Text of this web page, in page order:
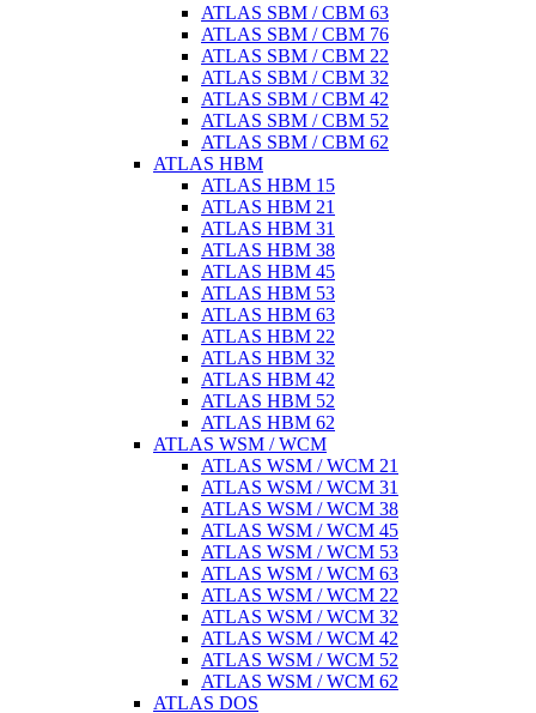
ATLAS SBM / CBM 63
ATLAS SBM / CBM 76
ATLAS SBM / CBM 22
ATLAS SBM / CBM 32
ATLAS SBM / CBM 42
ATLAS SBM / CBM 52
ATLAS SBM / CBM 62
ATLAS HBM
ATLAS HBM 15
ATLAS HBM 21
ATLAS HBM 31
ATLAS HBM 38
ATLAS HBM 45
ATLAS HBM 53
ATLAS HBM 63
ATLAS HBM 22
ATLAS HBM 32
ATLAS HBM 42
ATLAS HBM 52
ATLAS HBM 62
ATLAS WSM / WCM
ATLAS WSM / WCM 21
ATLAS WSM / WCM 31
ATLAS WSM / WCM 38
ATLAS WSM / WCM 45
ATLAS WSM / WCM 53
ATLAS WSM / WCM 63
ATLAS WSM / WCM 22
ATLAS WSM / WCM 32
ATLAS WSM / WCM 42
ATLAS WSM / WCM 52
ATLAS WSM / WCM 62
ATLAS DOS